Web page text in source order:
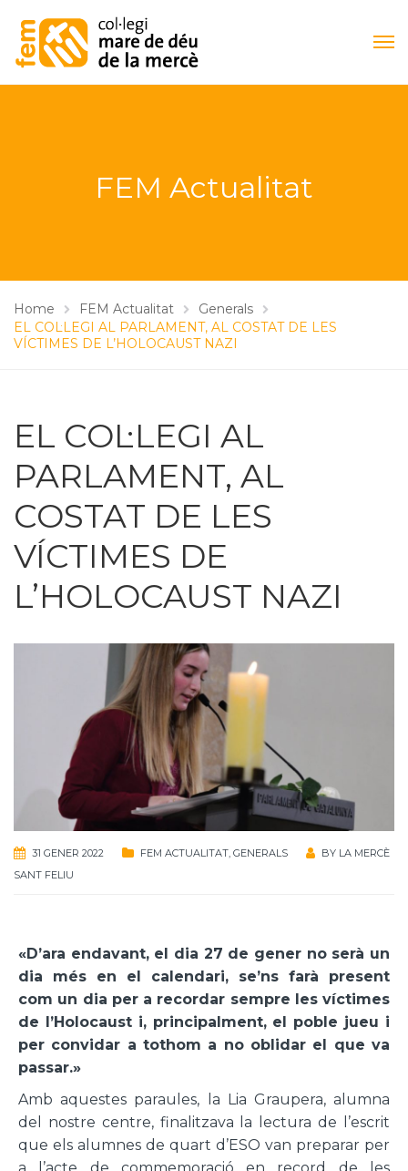
FEM Actualitat
Home FEM Actualitat
Generals
EL COL·LEGI AL PARLAMENT, AL COSTAT DE LES
VÍCTIMES DE L’HOLOCAUST NAZI
EL COL·LEGI AL
PARLAMENT, AL
COSTAT DE LES
VÍCTIMES DE
L’HOLOCAUST NAZI
31 GENER 2022 FEM ACTUALITAT, GENERALS BY LA MERCÈ
SANT FELIU
«D’ara endavant, el dia 27 de gener no serà un
dia més en el calendari, se’ns farà present
com un dia per a recordar sempre les víctimes
de l’Holocaust i, principalment, el poble jueu i
per convidar a tothom a no oblidar el que va
passar.»
Amb aquestes paraules, la Lia Graupera, alumna
del nostre centre, finalitzava la lectura de l’escrit
que els alumnes de quart d’ESO van preparar per
a l’acte de commemoració en record de les